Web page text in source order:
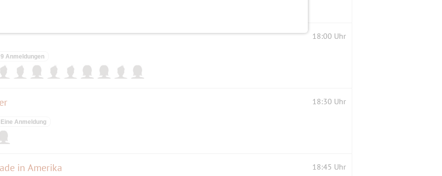
18:00 Uhr
9 Anmeldungen
18:30 Uhr
Eine Anmeldung
in Amerika 18:45 Uhr